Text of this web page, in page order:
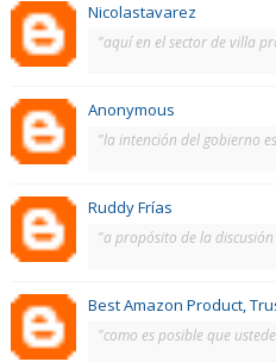
Nicolastavarez
"aquí en el sector de villa
Anonymous
"la intención del gobierno
Ruddy Frías
"a propósito de la
Best Amazon Product,
"como es posible que